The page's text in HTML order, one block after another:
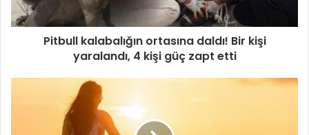
Pitbull kalabalığın ortasına daldı! Bir kişi
yaralandı, 4 kişi güç zapt etti